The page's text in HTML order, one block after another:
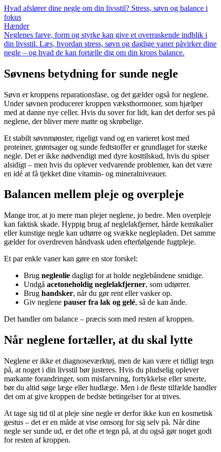
Hvad afslører dine negle om din livsstil? Stress, søvn og balance i
fokus
Hænder
Neglenes farve, form og styrke kan give et overraskende indblik i
din livsstil. Læs, hvordan stress, søvn og daglige vaner påvirker dine
negle – og hvad de kan fortælle dig om din krops balance.
Søvnens betydning for sunde negle
Søvn er kroppens reparationsfase, og det gælder også for neglene.
Under søvnen producerer kroppen væksthormoner, som hjælper
med at danne nye celler. Hvis du sover for lidt, kan det derfor ses på
neglene, der bliver mere matte og skrøbelige.
Et stabilt søvnmønster, rigeligt vand og en varieret kost med
proteiner, grøntsager og sunde fedtstoffer er grundlaget for stærke
negle. Det er ikke nødvendigt med dyre kosttilskud, hvis du spiser
alsidigt – men hvis du oplever vedvarende problemer, kan det være
en idé at få tjekket dine vitamin- og mineralniveauer.
Balancen mellem pleje og overpleje
Mange tror, at jo mere man plejer neglene, jo bedre. Men overpleje
kan faktisk skade. Hyppig brug af neglelakfjerner, hårde kemikalier
eller kunstige negle kan udtørre og svække neglepladen. Det samme
gælder for overdreven håndvask uden efterfølgende fugtpleje.
Et par enkle vaner kan gøre en stor forskel:
Brug negleolie dagligt for at holde neglebåndene smidige.
Undgå acetoneholdig neglelakfjerner, som udtørrer.
Brug handsker, når du gør rent eller vasker op.
Giv neglene pauser fra lak og gelé, så de kan ånde.
Det handler om balance – præcis som med resten af kroppen.
Når neglene fortæller, at du skal lytte
Neglene er ikke et diagnoseværktøj, men de kan være et tidligt tegn
på, at noget i din livsstil bør justeres. Hvis du pludselig oplever
markante forandringer, som misfarvning, fortykkelse eller smerte,
bør du altid søge læge eller hudlæge. Men i de fleste tilfælde handler
det om at give kroppen de bedste betingelser for at trives.
At tage sig tid til at pleje sine negle er derfor ikke kun en kosmetisk
gestus – det er en måde at vise omsorg for sig selv på. Når dine
negle ser sunde ud, er det ofte et tegn på, at du også gør noget godt
for resten af kroppen.